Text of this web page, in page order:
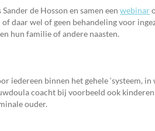
de Hosson en samen een webinar
daar wel of geen behandeling voor
hun familie of andere naasten.
binnen het gehele ‘systeem, in
coacht bij voorbeeld ook
ouder.